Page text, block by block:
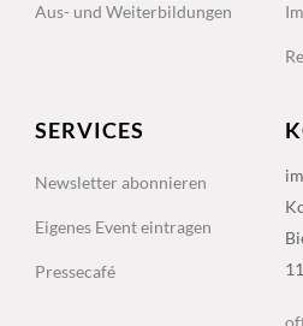
Aus- und Weiterbildungen
SERVICES
Newsletter abonnieren
Eigenes Event eintragen
Pressecafé